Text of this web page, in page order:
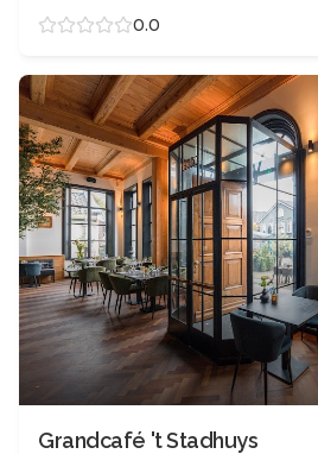
0.0
Grandcafé 't Stadhuys